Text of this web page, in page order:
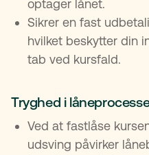
optager lånet.
Sikrer en fast
hvilket beskytter din
tab ved kursfald.
Tryghed i
Ved at fastlåse
udsving påvirker